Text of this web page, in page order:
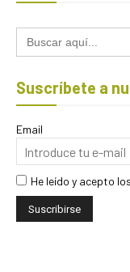
Buscar:
Suscríbete a
Email
He leído y acepto los